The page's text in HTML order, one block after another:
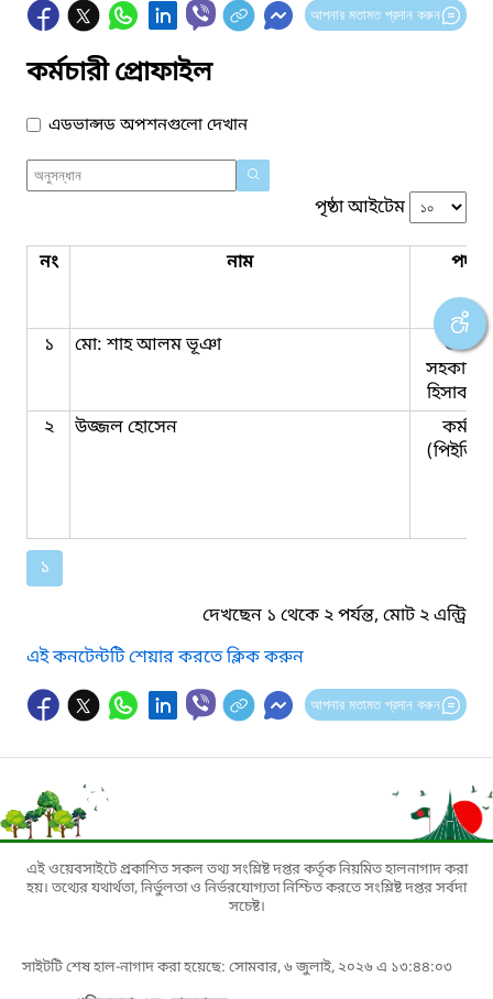
আপনার মতামত প্রদান করুন
কর্মচারী প্রোফাইল
এডভান্সড অপশনগুলো দেখান
পৃষ্ঠা আইটেম
নং নাম পদবি
১ মো: শাহ আলম ভূঞা
সহকারী
হিসাব
২
উজ্জল হোসেন
১
দেখছেন ১ থেকে ২ পর্যন্ত, মোট ২ এন্ট্রি
এই কনটেন্টটি শেয়ার করতে ক্লিক করুন
আপনার মতামত প্রদান করুন
এই ওয়েবসাইটে প্রকাশিত সকল তথ্য সংশ্লিষ্ট দপ্তর কর্তৃক নিয়মিত হালনাগাদ করা
হয়। তথ্যের যথার্থতা, নির্ভুলতা ও নির্ভরযোগ্যতা নিশ্চিত করতে সংশ্লিষ্ট দপ্তর সর্বদা
সচেষ্ট।
সাইটটি শেষ হাল-নাগাদ করা হয়েছে: সোমবার, ৬ জুলাই, ২০২৬ এ ১৩:৪৪:০৩